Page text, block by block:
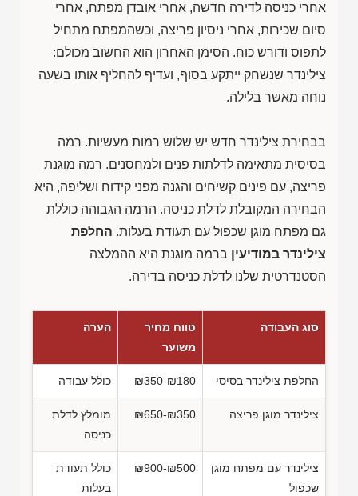
אחרי כניסה לדירה חדשה, אחרי אובדן מפתח, אחרי
סיום שכירות, אחרי ניסיון פריצה, וכשהמפתח מתחיל
לתפוס ודורש כוח. הסימן האחרון הוא החשוב מכולם:
צילינדר שנשחק ייתקע בסוף, ועדיף להחליף אותו בשעה
נוחה מאשר בלילה.
בבחירת צילינדר חדש יש שלוש רמות מעשיות. רמה
בסיסית מתאימה לדלתות פנים ולמחסנים. רמה מוגנת
פריצה, עם פינים קשיחים והגנה מפני קידוח ושליפה, היא
הבחירה המקובלת לדלת כניסה. הרמה הגבוהה כוללת
גם מפתח מוגן שכפול עם תעודת בעלות. החלפת
צילינדר במודיעין ברמה מוגנת היא ההמלצה
הסטנדרטית שלנו לדלת כניסה בדירה.
סוג העבודה
טווח מחיר
משוער
הערה
החלפת צילינדר בסיסי ₪350-₪180 כולל עבודה
צילינדר מוגן פריצה ₪650-₪350
מומלץ לדלת
כניסה
צילינדר עם מפתח מוגן
שכפול
₪900-₪500
כולל תעודת
בעלות